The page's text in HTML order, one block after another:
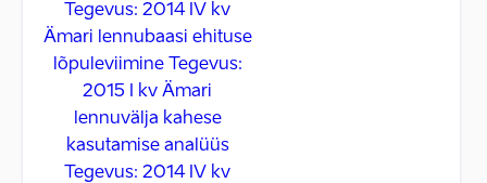
Tegevus: 2014 IV kv
Ämari lennubaasi ehituse
lõpuleviimine Tegevus:
2015 I kv Ämari
lennuvälja kahese
kasutamise analüüs
Tegevus: 2014 IV kv